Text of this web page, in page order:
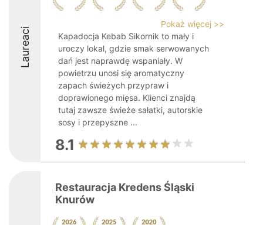
Laureaci
Pokaż więcej >>
Kapadocja Kebab Sikornik to mały i
uroczy lokal, gdzie smak serwowanych
dań jest naprawdę wspaniały. W
powietrzu unosi się aromatyczny
zapach świeżych przypraw i
doprawionego mięsa. Klienci znajdą
tutaj zawsze świeże sałatki, autorskie
sosy i przepyszne ...
8.1
Restauracja Kredens Śląski
Knurów